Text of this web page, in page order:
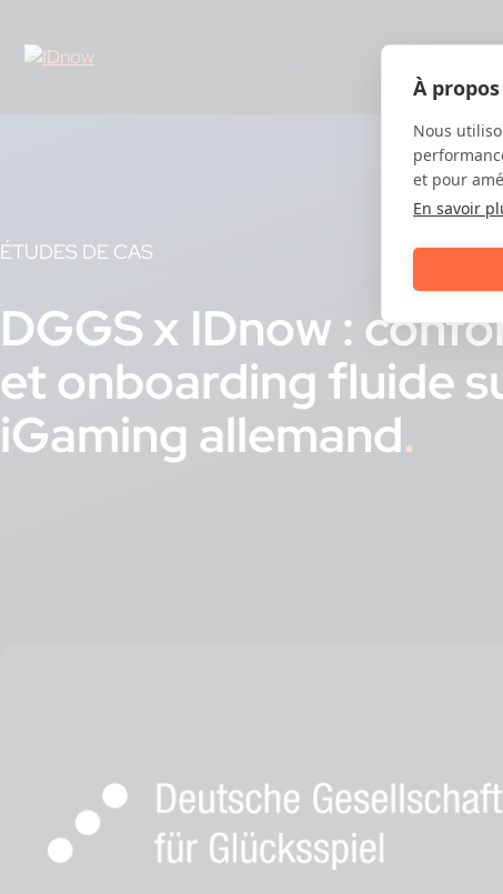
content
ÉTUDES DE CAS
DGGS x IDnow :
et onboarding fluide
iGaming allemand
À
Nous
et pour
En savoir